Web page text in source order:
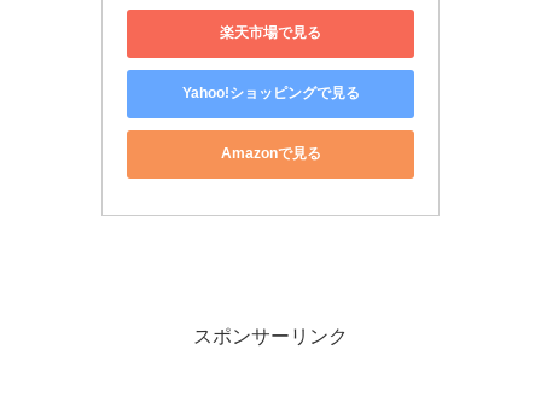
楽天市場で見る
Yahoo!ショッピングで見る
Amazonで見る
スポンサーリンク